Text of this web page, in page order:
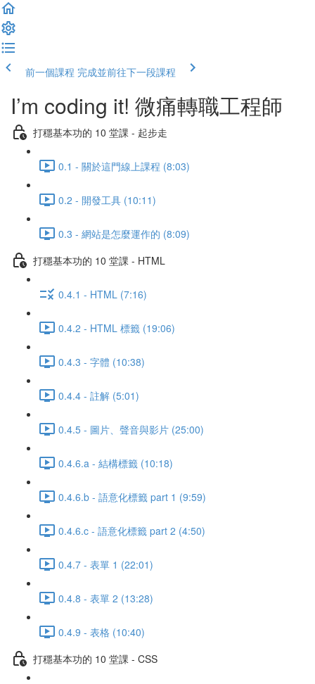
前一個課程 完成並前往下一段課程
I’m coding it! 微痛轉職工程師
打穩基本功的 10 堂課 - 起步走
0.1 - 關於這門線上課程 (8:03)
0.2 - 開發工具 (10:11)
0.3 - 網站是怎麼運作的 (8:09)
打穩基本功的 10 堂課 - HTML
0.4.1 - HTML (7:16)
0.4.2 - HTML 標籤 (19:06)
0.4.3 - 字體 (10:38)
0.4.4 - 註解 (5:01)
0.4.5 - 圖片、聲音與影片 (25:00)
0.4.6.a - 結構標籤 (10:18)
0.4.6.b - 語意化標籤 part 1 (9:59)
0.4.6.c - 語意化標籤 part 2 (4:50)
0.4.7 - 表單 1 (22:01)
0.4.8 - 表單 2 (13:28)
0.4.9 - 表格 (10:40)
打穩基本功的 10 堂課 - CSS